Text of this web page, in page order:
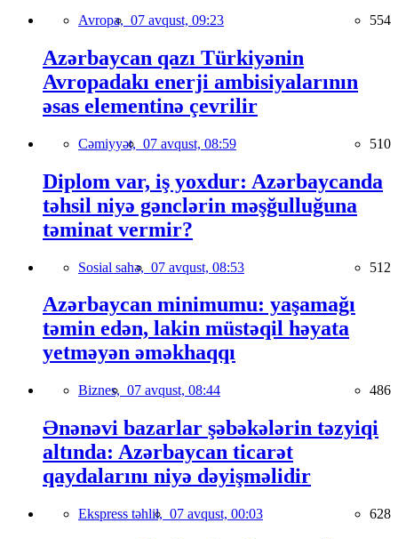
Avropa, 07 avqust, 09:23 554
Azərbaycan qazı Türkiyənin
Avropadakı enerji ambisiyalarının
əsas elementinə çevrilir
Cəmiyyət, 07 avqust, 08:59 510
Diplom var, iş yoxdur: Azərbaycanda
təhsil niyə gənclərin məşğulluğuna
təminat vermir?
Sosial sahə, 07 avqust, 08:53 512
Azərbaycan minimumu: yaşamağı
təmin edən, lakin müstəqil həyata
yetməyən əməkhaqqı
Biznes, 07 avqust, 08:44 486
Ənənəvi bazarlar şəbəkələrin təzyiqi
altında: Azərbaycan ticarət
qaydalarını niyə dəyişməlidir
Ekspress təhlil, 07 avqust, 00:03 628